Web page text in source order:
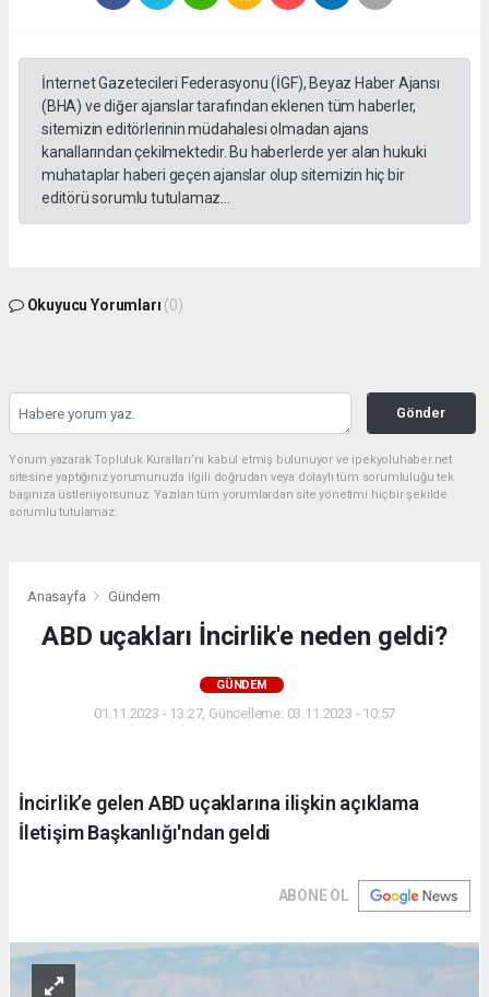
İnternet Gazetecileri Federasyonu (İGF), Beyaz Haber Ajansı
(BHA) ve diğer ajanslar tarafından eklenen tüm haberler,
sitemizin editörlerinin müdahalesi olmadan ajans
kanallarından çekilmektedir. Bu haberlerde yer alan hukuki
muhataplar haberi geçen ajanslar olup sitemizin hiç bir
editörü sorumlu tutulamaz...
Okuyucu Yorumları (0)
Gönder
Yorum yazarak Topluluk Kuralları’nı kabul etmiş bulunuyor ve ipekyoluhaber.net
sitesine yaptığınız yorumunuzla ilgili doğrudan veya dolaylı tüm sorumluluğu tek
başınıza üstleniyorsunuz. Yazılan tüm yorumlardan site yönetimi hiçbir şekilde
sorumlu tutulamaz.
Anasayfa Gündem
ABD uçakları İncirlik'e neden geldi?
GÜNDEM
01.11.2023 - 13:27, Güncelleme: 03.11.2023 - 10:57
İncirlik’e gelen ABD uçaklarına ilişkin açıklama
İletişim Başkanlığı'ndan geldi
ABONE OL